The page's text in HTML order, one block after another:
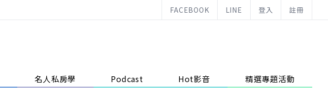
FACEBOOK LINE 登入 註冊
名人私房學 Podcast Hot影音 精選專題活動